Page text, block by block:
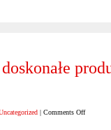
| Comments Offon